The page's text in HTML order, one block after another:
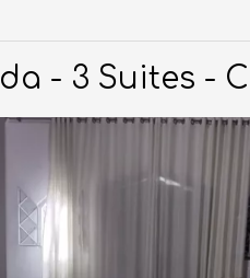
- 3 Suites -